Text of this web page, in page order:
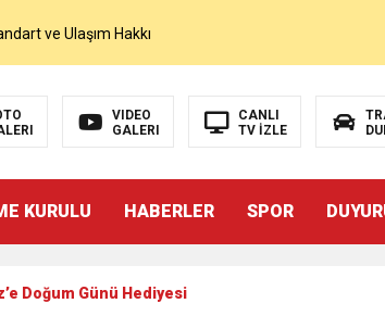
ve Ulaşım Hakkı
YAŞAMAK MI?”
VIDEO
GALERI
CANLI
TV İZLE
KURULU HABERLER SPOR
Doğum Günü Hediyesi